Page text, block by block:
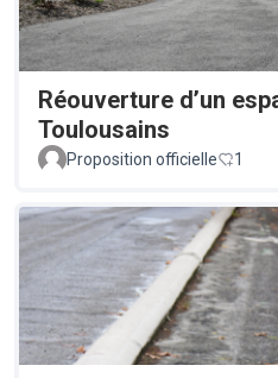
Réouverture d’un
Toulousains
Proposition officielle 1